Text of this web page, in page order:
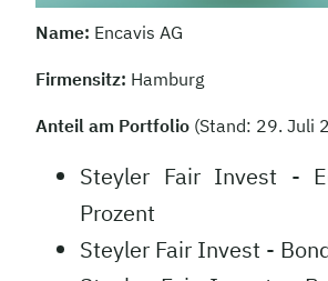
Name: Encavis AG
Firmensitz: Hamburg
Anteil am Portfolio (Stand: 29. Juli
Steyler Fair Invest -
Prozent
Steyler Fair Invest -